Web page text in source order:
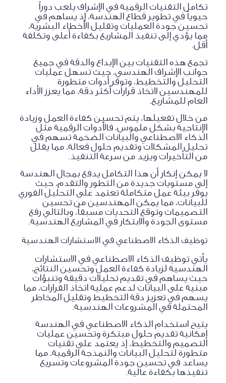
تكامل التقنيات الرقمية في الإشراف يلعب دوراً
حيوياً في تطوير قطاع الهندسة، إذ يساهم في
تحسين جودة العمليات وتقليل الأخطاء البشرية،
مما يؤدي إلى تنفيذ المشاريع بكفاءة أعلى وتكلفة
أقل.
تجمع هذه التقنيات بين الإبداع والدقة في جميع
جوانب الإشراف الهندسي، حيث تسهل عمليات
التحليل والتخطيط، وتوفر أدوات متطورة
للمهندسين لاتخاذ قرارات أكثر دقة، مما يعزز الأداء
العام للمشاريع.
من خلال تفعيلها، يتم تحسين كفاءة العمل وزيادة
الإنتاجية بشكل ملموس، فالأدوات الرقمية مثل
الذكاء الاصطناعي والبيانات الضخمة تسهم في
تحليل المشكلات وتقديم حلول فعالة، مما يقلل
من التأخيرات ويزيد من سرعة التنفيذ.
لا يمكن إنكار أن هذا التكامل يدفع بمجال الهندسة
إلى مستويات جديدة من التطور والتقدم، حيث
يوفر بيئة عمل متكاملة تعتمد على التحليل الفوري
للبيانات، مما يمكن المهندسين من تحسين
التصميمات وتوقع التحديات مسبقاً، وبالتالي رفع
مستوى الجودة والابتكار في المشاريع الهندسية.
توظيف الذكاء الاصطناعي في الاستشارات الهندسية
يأتي توظيف الذكاء الاصطناعي في الاستشارات
الهندسية لزيادة كفاءة العمل وتحسين النتائج،
حيث يساهم في تقديم تحليلات دقيقة وتنبؤات
مبنية على البيانات لدعم عملية اتخاذ القرارات، مما
يسهم في تعزيز دقة التخطيط وتقليل المخاطر
المحتملة في المشروعات الهندسية.
يتيح استخدام الذكاء الاصطناعي في الهندسة
إمكانية تقديم حلول مبتكرة وتحسين عمليات
التصميم والتخطيط، إذ يعتمد على تقنيات
متطورة لتحليل البيانات والنمذجة الرقمية، مما
يساعد في تحسين جودة المشروعات وتسريع
تنفيذها بكفاءة عالية.